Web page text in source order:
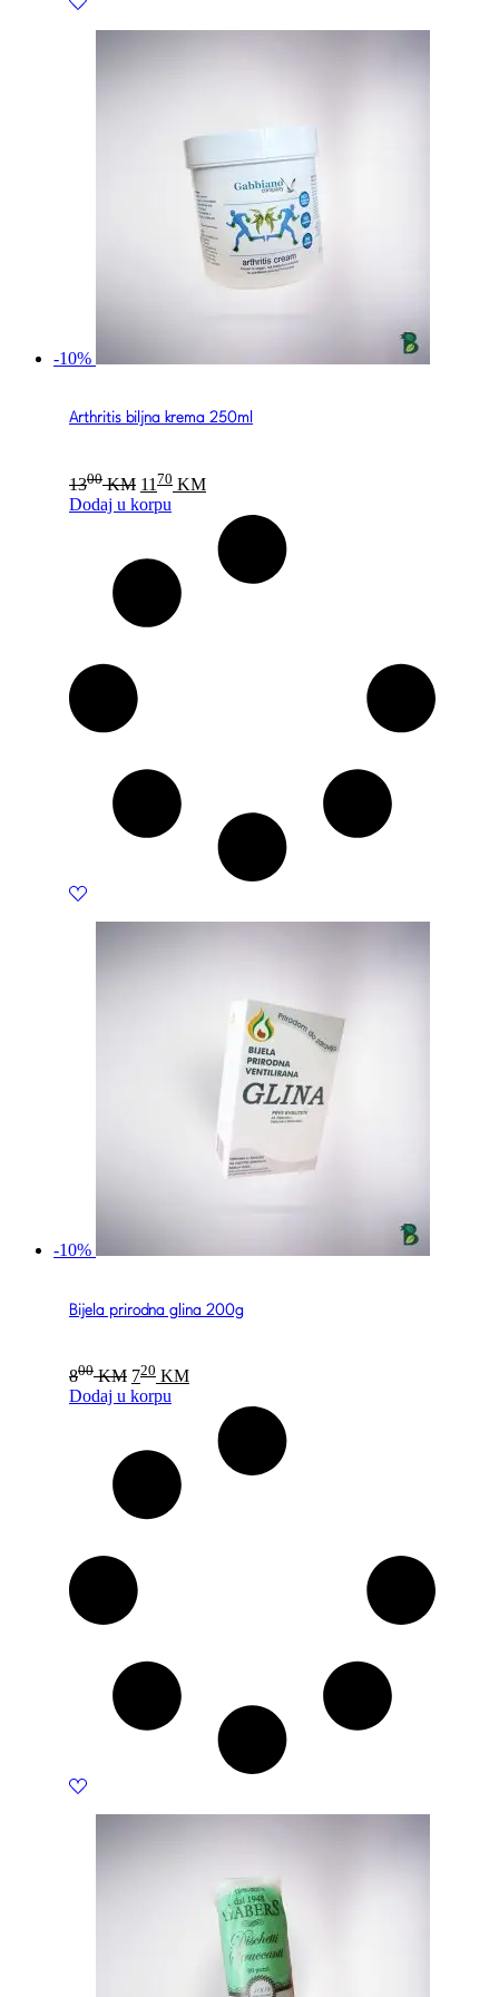
-10%
Arthritis biljna krema 250ml
1300 KM Original
price
was:
11 70 KMCurrent
price
1170 KM.
Dodaj u korpu
-10%
Bijela prirodna glina 200g
800 KM Original
price
was:
720 KMCurrent
price
720 KM.
Dodaj u korpu